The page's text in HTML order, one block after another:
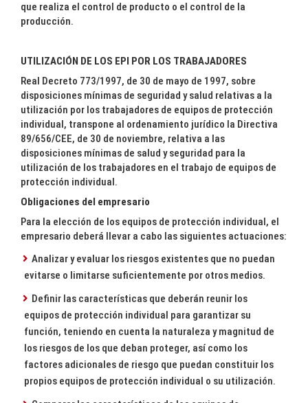
que realiza el control de producto o el control de la
producción.
UTILIZACIÓN DE LOS EPI POR LOS TRABAJADORES
Real Decreto 773/1997, de 30 de mayo de 1997, sobre
disposiciones mínimas de seguridad y salud relativas a la
utilización por los trabajadores de equipos de protección
individual, transpone al ordenamiento jurídico la Directiva
89/656/CEE, de 30 de noviembre, relativa a las
disposiciones mínimas de salud y seguridad para la
utilización de los trabajadores en el trabajo de equipos de
protección individual.
Obligaciones del empresario
Para la elección de los equipos de protección individual, el
empresario deberá llevar a cabo las siguientes actuaciones:
Analizar y evaluar los riesgos existentes que no puedan
evitarse o limitarse suficientemente por otros medios.
Definir las características que deberán reunir los
equipos de protección individual para garantizar su
función, teniendo en cuenta la naturaleza y magnitud de
los riesgos de los que deban proteger, así como los
factores adicionales de riesgo que puedan constituir los
propios equipos de protección individual o su utilización.